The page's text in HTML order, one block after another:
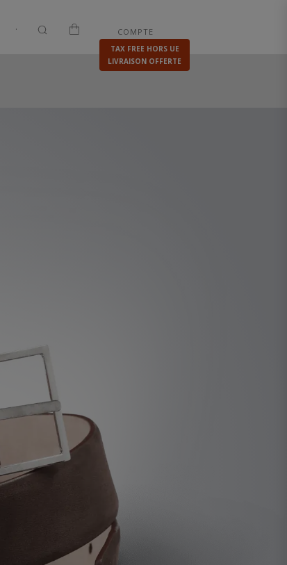
COMPTE
TAX FREE HORS UE
LIVRAISON OFFERTE
.
VENTES PRIVEES